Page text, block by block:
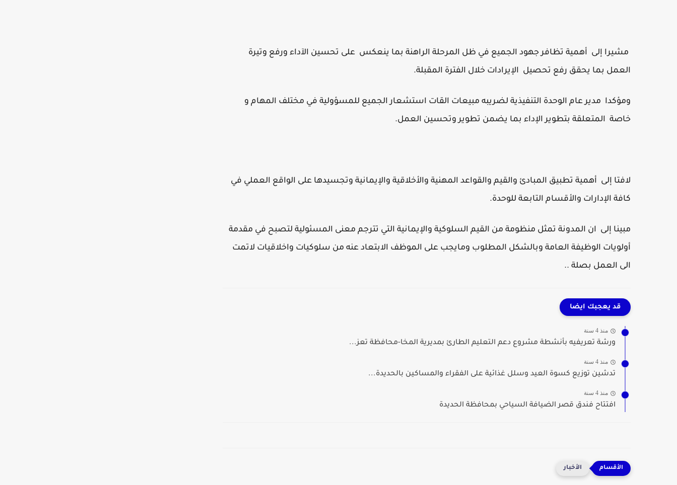
مشيرا إلى أهمية تظافر جهود الجميع في ظل المرحلة الراهنة بما ينعكس على تحسين الآداء ورفع وتيرة
العمل بما يحقق رفع تحصيل الإيرادات خلال الفترة المقبلة.
ومؤكدا مدير عام الوحدة التنفيذية لضريبه مبيعات القات استشعار الجميع للمسؤولية في مختلف المهام و
خاصة المتعلقة بتطوير الإداء بما يضمن تطوير وتحسين العمل.
لافتا إلى أهمية تطبيق المبادئ والقيم والقواعد المهنية والأخلاقية والإيمانية وتجسيدها على الواقع العملي في
كافة الإدارات والأقسام التابعة للوحدة.
مبينا إلى ان المدونة تمثل منظومة من القيم السلوكية والإيمانية التي تترجم معنى المسئولية لتصبح في مقدمة
أولويات الوظيفة العامة وبالشكل المطلوب ومايجب على الموظف الابتعاد عنه من سلوكيات واخلاقيات لاتمت
الى العمل بصلة ..
قد يعجبك ايضا
منذ 4 سنة
ورشة تعريفيه بأنشطة مشروع دعم التعليم الطارئ بمديرية المخا-محافظة تعز...
منذ 4 سنة
تدشين توزيع كسوة العيد وسلل غذائية على الفقراء والمساكين بالحديدة...
منذ 4 سنة
افتتاح فندق قصر الضيافة السياحي بمحافظة الحديدة
الأخبار